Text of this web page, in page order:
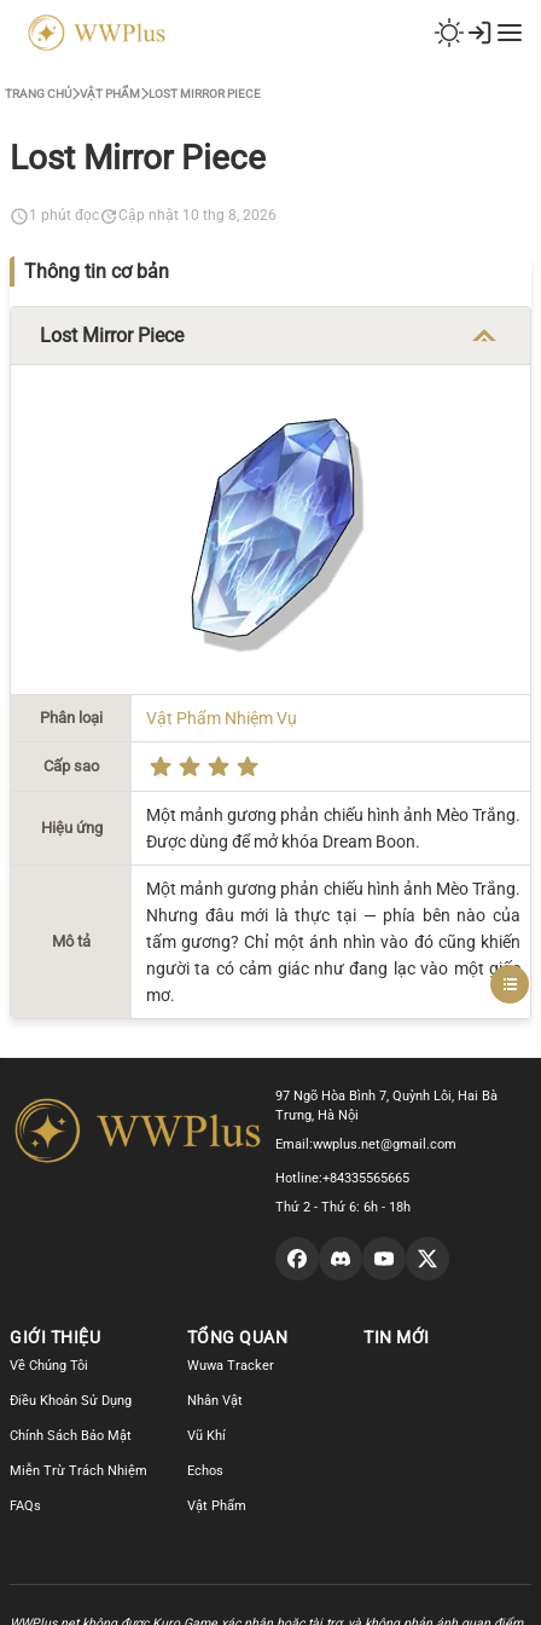
TRANG CHỦ VẬT PHẨM LOST MIRROR PIECE
Lost Mirror Piece
1 phút đọc Cập nhật 10 thg 8, 2026
Thông tin cơ bản
Lost Mirror Piece
Phân loại Vật Phẩm Nhiệm Vụ
Cấp sao
Hiệu ứng
Một mảnh gương phản chiếu hình ảnh Mèo Trắng.
Được dùng để mở khóa Dream Boon.
Mô tả
Một mảnh gương phản chiếu hình ảnh Mèo Trắng.
Nhưng đâu mới là thực tại — phía bên nào của
tấm gương? Chỉ một ánh nhìn vào đó cũng khiến
người ta có cảm giác như đang lạc vào một giấc
mơ.
97 Ngõ Hòa Bình 7, Quỳnh Lôi, Hai Bà
Trưng, Hà Nội
Email:wwplus.net@gmail.com
Hotline:+84335565665
Thứ 2 - Thứ 6: 6h - 18h
GIỚI THIỆU
Về Chúng Tôi
Điều Khoản Sử Dụng
Chính Sách Bảo Mật
Miễn Trừ Trách Nhiệm
FAQs
TỔNG QUAN
Wuwa Tracker
Nhân Vật
Vũ Khí
Echos
Vật Phẩm
TIN MỚI